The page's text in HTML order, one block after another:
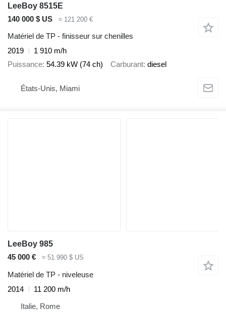
LeeBoy 8515E
140 000 $ US
≈ 121 200 €
Matériel de TP - finisseur sur chenilles
2019
1 910 m/h
Puissance 54.39 kW (74 ch) Carburant diesel
États-Unis, Miami
LeeBoy 985
45 000 €
≈ 51 990 $ US
Matériel de TP - niveleuse
2014
11 200 m/h
Italie, Rome